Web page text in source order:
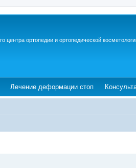
центра ортопедии и ортопедической
a new tab)
Лечение деформации стоп(Opens a new